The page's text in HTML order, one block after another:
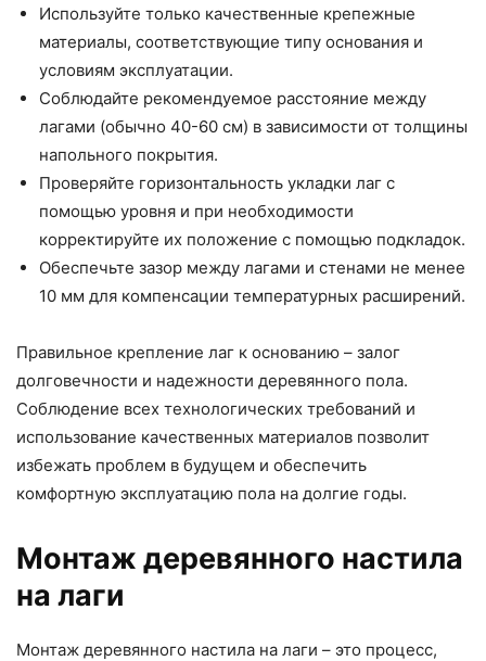
Используйте только качественные крепежные
материалы, соответствующие типу основания и
условиям эксплуатации.
Соблюдайте рекомендуемое расстояние между
лагами (обычно 40-60 см) в зависимости от толщины
напольного покрытия.
Проверяйте горизонтальность укладки лаг с
помощью уровня и при необходимости
корректируйте их положение с помощью подкладок.
Обеспечьте зазор между лагами и стенами не менее
10 мм для компенсации температурных расширений.
Правильное крепление лаг к основанию – залог
долговечности и надежности деревянного пола.
Соблюдение всех технологических требований и
использование качественных материалов позволит
избежать проблем в будущем и обеспечить
комфортную эксплуатацию пола на долгие годы.
Монтаж деревянного настила
на лаги
Монтаж деревянного настила на лаги – это процесс,